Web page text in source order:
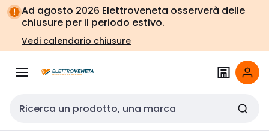
Vai alla
navigazione
Vai
alla
pagina
Ad agosto 2026 Elettroveneta osserverà delle
chiusure per il periodo estivo.
Vedi calendario chiusure
Cerca input